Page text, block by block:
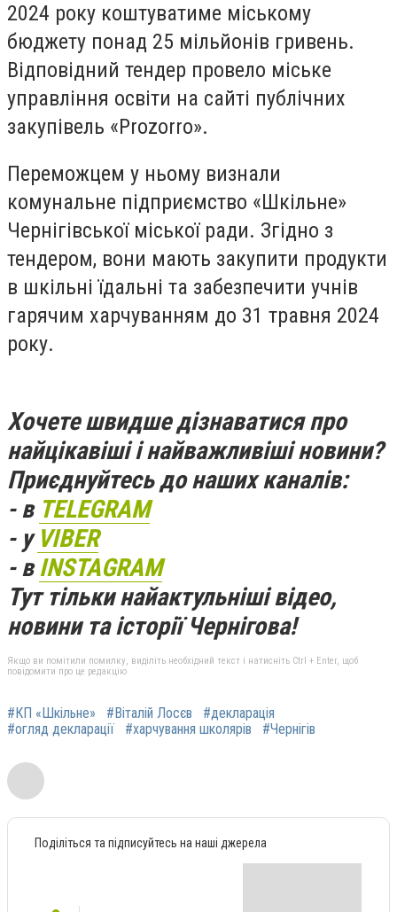
2024 року коштуватиме міському
бюджету понад 25 мільйонів гривень.
Відповідний тендер провело міське
управління освіти на сайті публічних
закупівель «Prozorro».
Переможцем у ньому визнали
комунальне підприємство «Шкільне»
Чернігівської міської ради. Згідно з
тендером, вони мають закупити продукти
в шкільні їдальні та забезпечити учнів
гарячим харчуванням до 31 травня 2024
року.
Хочете швидше дізнаватися про
найцікавіші і найважливіші новини?
Приєднуйтесь до наших каналів:
- в TELEGRAM
- у VIBER
- вINSTAGRAM
Тут тільки найактульніші відео,
новини та історії Чернігова!
Якщо ви помітили помилку, виділіть необхідний текст і натисніть Ctrl + Enter, щоб
повідомити про це редакцію
#КП «Шкільне» #Віталій Лосєв
#декларація
#огляд декларації
#харчування школярів #Чернігів
Поділіться та підписуйтесь на наші джерела